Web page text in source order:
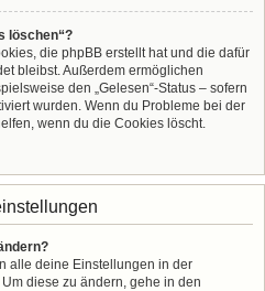
löschen“?
die phpBB erstellt hat und die dafür
bleibst. Außerdem ermöglichen
den „Gelesen“-Status – sofern
wurden. Wenn du Probleme bei der
wenn du die Cookies löscht.
alle deine Einstellungen in der
diese zu ändern, gehe in den